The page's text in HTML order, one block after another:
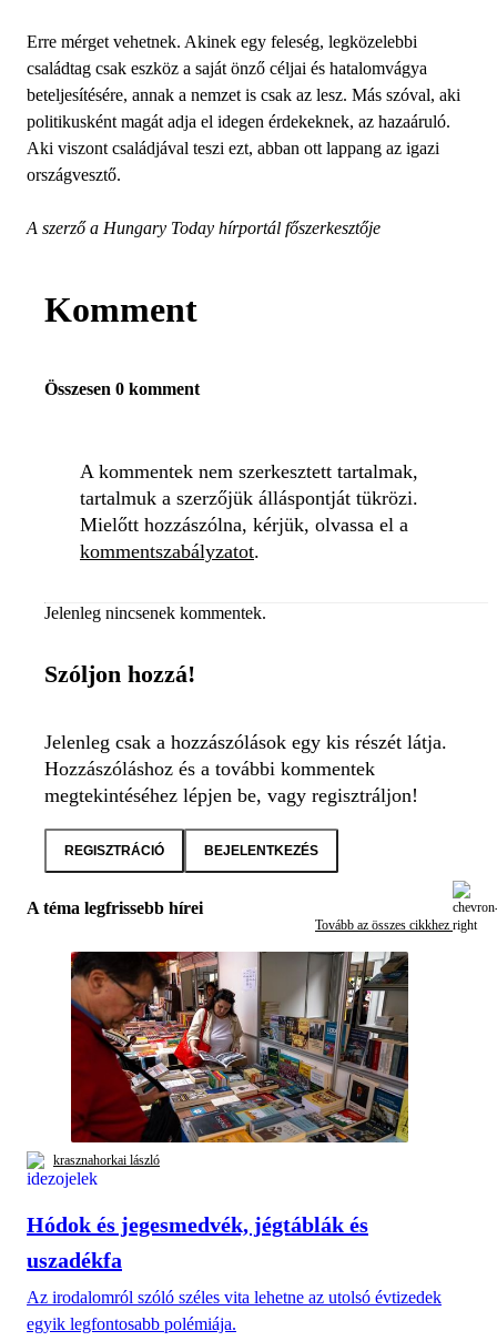
Erre mérget vehetnek. Akinek egy feleség, legközelebbi
családtag csak eszköz a saját önző céljai és hatalomvágya
beteljesítésére, annak a nemzet is csak az lesz. Más szóval, aki
politikusként magát adja el idegen érdekeknek, az hazaáruló.
Aki viszont családjával teszi ezt, abban ott lappang az igazi
országvesztő.
A szerző a Hungary Today hírportál főszerkesztője
Komment
Összesen 0 komment
A kommentek nem szerkesztett tartalmak,
tartalmuk a szerzőjük álláspontját tükrözi.
Mielőtt hozzászólna, kérjük, olvassa el a
kommentszabályzatot.
Jelenleg nincsenek kommentek.
Szóljon hozzá!
Jelenleg csak a hozzászólások egy kis részét látja.
Hozzászóláshoz és a további kommentek
megtekintéséhez lépjen be, vagy regisztráljon!
REGISZTRÁCIÓ BEJELENTKEZÉS
A téma legfrissebb hírei
Tovább az összes cikkhez
krasznahorkai lászló
Hódok és jegesmedvék, jégtáblák és
uszadékfa
Az irodalomról szóló széles vita lehetne az utolsó évtizedek
egyik legfontosabb polémiája.